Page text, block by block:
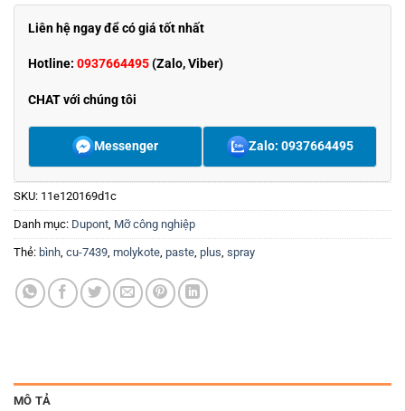
Liên hệ ngay để có giá tốt nhất
Hotline: 0937664495(Zalo, Viber)
CHAT với chúng tôi
Messenger Zalo: 0937664495
SKU: 11e120169d1c
Danh mục: Dupont Mỡ công nghiệp
Thẻ: bình cu-7439 molykote paste plus spray
MÔ TẢ